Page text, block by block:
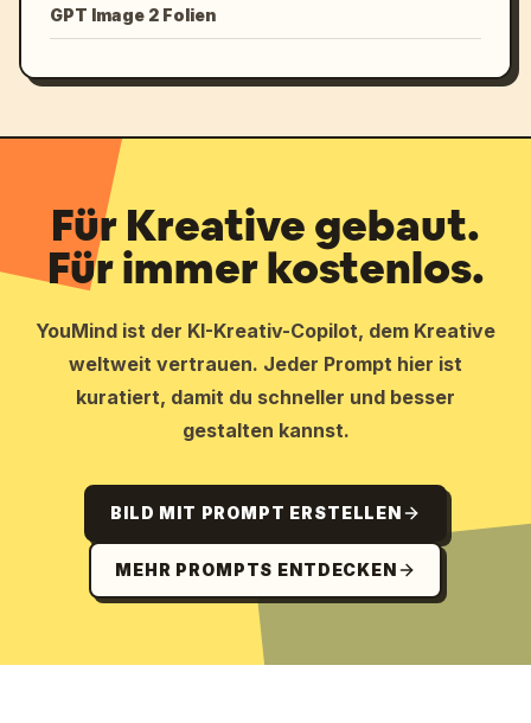
GPT Image 2 Folien
Für Kreative gebaut.
Für immer kostenlos.
YouMind ist der KI-Kreativ-Copilot, dem Kreative
weltweit vertrauen. Jeder Prompt hier ist
kuratiert, damit du schneller und besser
gestalten kannst.
BILD MIT PROMPT ERSTELLEN
MEHR PROMPTS ENTDECKEN